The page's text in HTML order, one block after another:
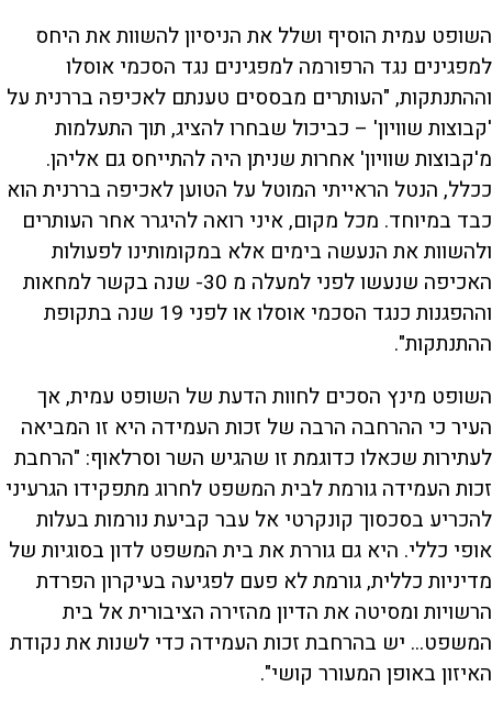
השופט עמית הוסיף ושלל את הניסיון להשוות את היחס
למפגינים נגד הרפורמה למפגינים נגד הסכמי אוסלו
וההתנתקות, "העותרים מבססים טענתם לאכיפה בררנית על
'קבוצות שוויון' – כביכול שבחרו להציג, תוך התעלמות
מ'קבוצות שוויון' אחרות שניתן היה להתייחס גם אליהן.
ככלל, הנטל הראייתי המוטל על הטוען לאכיפה בררנית הוא
כבד במיוחד. מכל מקום, איני רואה להיגרר אחר העותרים
ולהשוות את הנעשה בימים אלא במקומותינו לפעולות
האכיפה שנעשו לפני למעלה מ 30- שנה בקשר למחאות
וההפגנות כנגד הסכמי אוסלו או לפני 19 שנה בתקופת
ההתנתקות".
השופט מינץ הסכים לחוות הדעת של השופט עמית, אך
העיר כי ההרחבה הרבה של זכות העמידה היא זו המביאה
לעתירות שכאלו כדוגמת זו שהגיש השר וסרלאוף: "הרחבת
זכות העמידה גורמת לבית המשפט לחרוג מתפקידו הגרעיני
להכריע בסכסוך קונקרטי אל עבר קביעת נורמות בעלות
אופי כללי. היא גם גוררת את בית המשפט לדון בסוגיות של
מדיניות כללית, גורמת לא פעם לפגיעה בעיקרון הפרדת
הרשויות ומסיטה את הדיון מהזירה הציבורית אל בית
המשפט... יש בהרחבת זכות העמידה כדי לשנות את נקודת
האיזון באופן המעורר קושי".